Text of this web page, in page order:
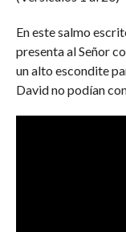
En este salmo
presenta al Señor
un alto escondite
David no podían